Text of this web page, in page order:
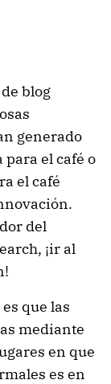
blog
generado
el café o
el café
del
¡ir al
que las
mediante
en que
es en